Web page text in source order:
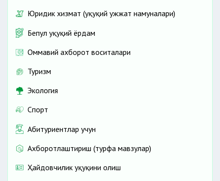
Юридик хизмат (ҳуқуқий ҳужжат намуналари)
Бепул ҳуқуқий ёрдам
Оммавий ахборот воситалари
Туризм
Экология
Спорт
Абитуриентлар учун
Ахборотлаштириш (турфа мавзулар)
Ҳайдовчилик ҳуқуқини олиш